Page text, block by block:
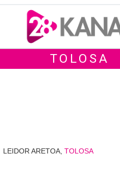
TOLOSA
LEIDOR ARETOA, TOLOSA